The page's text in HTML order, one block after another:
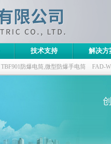
技术支持 解决方
TBF901防爆电筒,微型防爆手电筒 FAD-